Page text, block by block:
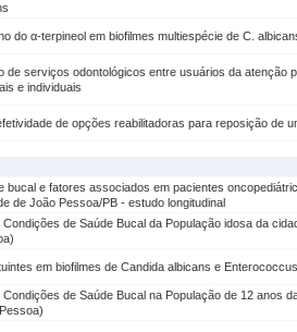
do α-terpineol em biofilmes multiespécie de C.
de serviços odontológicos entre usuários da atenção
e individuais
de opções reabilitadoras para reposição de
bucal e fatores associados em pacientes
de João Pessoa/PB - estudo longitudinal
de Saúde Bucal da População idosa da
em biofilmes de Candida albicans e
de Saúde Bucal na População de 12 anos